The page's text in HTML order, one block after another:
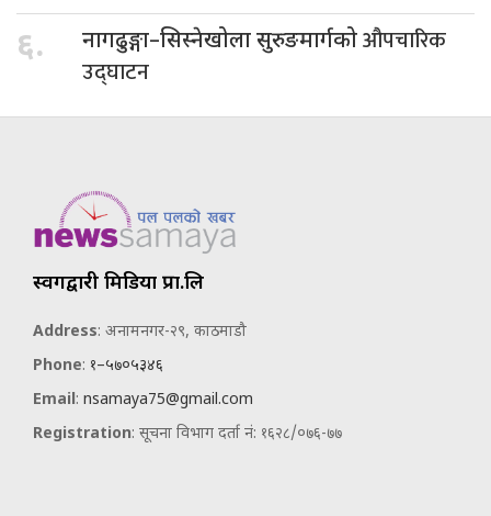
६. नागढुङ्गा–सिस्नेखोला सुरुङमार्गकोऔपचारिक
उद्घाटन
स्वर्गद्वारी मिडिया प्रा.लि
Address: अनामनगर-२९, काठमाडौ
Phone: १–५७०५३४६
Email: nsamaya75@gmail.com
Registration: सूचना विभाग दर्ता नं: १६२८/०७६-७७